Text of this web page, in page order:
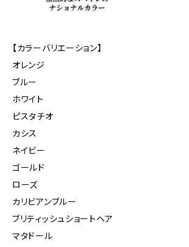
【カラーバリエーション】
オレンジ
ブルー
ホワイト
ピスタチオ
カシス
ネイビー
ゴールド
ローズ
カリビアンブルー
ブリティッシュショートヘア
マタドール